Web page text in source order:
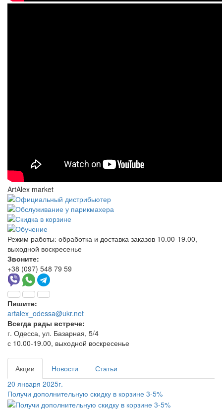
ArtAlex market
Режим работы: обработка и доставка заказов 10.00-19.00,
выходной воскресенье
Звоните:
+38 (097) 548 79 59
Пишите:
artalex_odessa@ukr.net
Всегда рады встрече:
г. Одесса, ул. Базарная, 5/4
с 10.00-19.00, выходной воскресенье
Акции Новости
Статьи
20 января 2025г.
Получи дополнительную скидку в корзине 3-5%